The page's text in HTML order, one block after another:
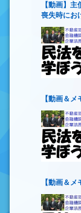
【動画】
喪失時にお
【動画＆
【動画＆